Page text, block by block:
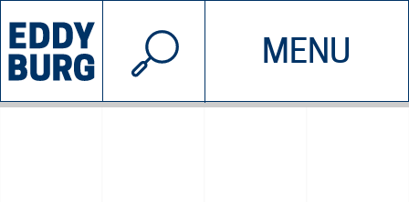
MENU
INIZIATIVE CHI SIAMO
© 2026 EDDYBURG